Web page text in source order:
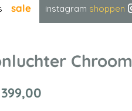
sale instagram shoppen
Chroom